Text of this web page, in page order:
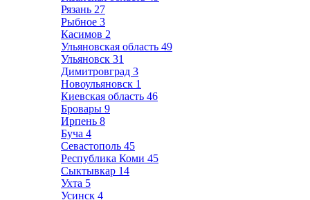
Рязань 27
Рыбное 3
Касимов 2
Ульяновская область 49
Ульяновск 31
Димитровград 3
Новоульяновск 1
Киевская область 46
Бровары 9
Ирпень 8
Буча 4
Севастополь 45
Республика Коми 45
Сыктывкар 14
Ухта 5
Усинск 4